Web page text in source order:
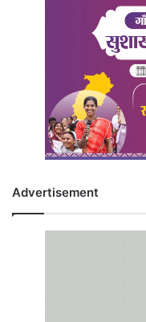
Advertisement